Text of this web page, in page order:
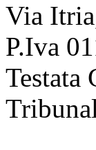
Via
P.Iva